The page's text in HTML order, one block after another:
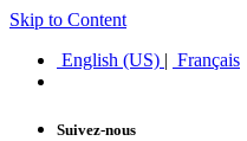
Skip to Content
English (US) | Français
Suivez-nous